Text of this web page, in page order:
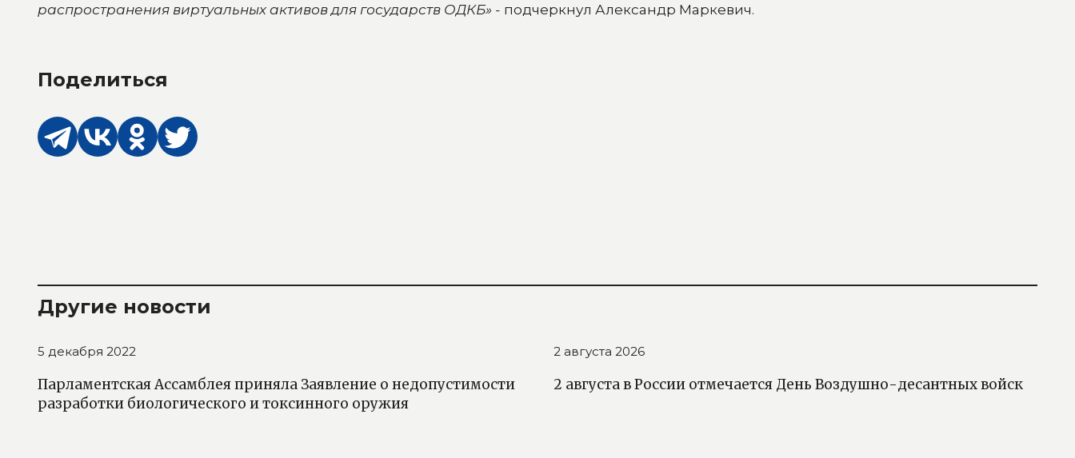
распространения виртуальных активов для государств ОДКБ» - подчеркнул Александр Маркевич.
Поделиться
Другие новости
5 декабря 2022
Парламентская Ассамблея приняла Заявление о недопустимости
разработки биологического и токсинного оружия
2 августа 2026
2 августа в России отмечается День Воздушно-десантных войск